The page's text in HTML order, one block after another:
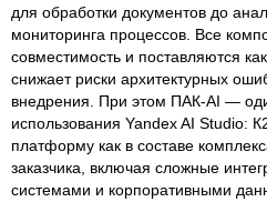
для обработки документов до
мониторинга процессов. Все
совместимость и поставляются
снижает риски архитектурных
внедрения. При этом ПАК-AI —
использования Yandex AI Studio:
платформу как в составе
заказчика, включая сложные
системами и корпоративными